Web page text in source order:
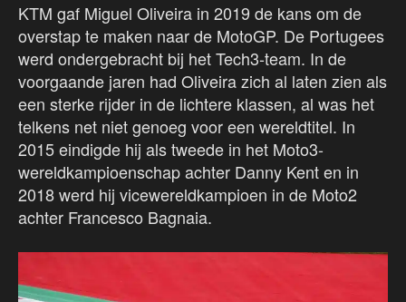
KTM gaf Miguel Oliveira in 2019 de kans om de
overstap te maken naar de MotoGP. De Portugees
werd ondergebracht bij het Tech3-team. In de
voorgaande jaren had Oliveira zich al laten zien als
een sterke rijder in de lichtere klassen, al was het
telkens net niet genoeg voor een wereldtitel. In
2015 eindigde hij als tweede in het Moto3-
wereldkampioenschap achter Danny Kent en in
2018 werd hij vicewereldkampioen in de Moto2
achter Francesco Bagnaia.